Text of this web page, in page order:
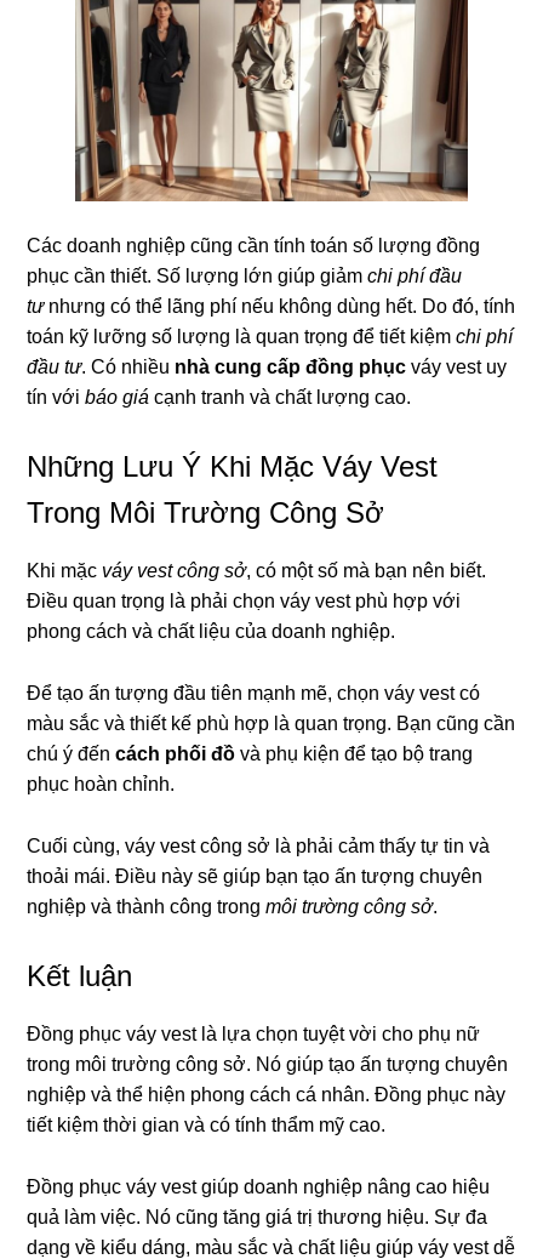
Các doanh nghiệp cũng cần tính toán số lượng đồng
phục cần thiết. Số lượng lớn giúp giảmchi phí đầu
tưnhưng có thể lãng phí nếu không dùng hết. Do đó, tính
toán kỹ lưỡng số lượng là quan trọng để tiết kiệmchi phí
đầu tư. Có nhiều nhà cung cấp đồng phục váy vest uy
tín vớibáo giá cạnh tranh và chất lượng cao.
Những Lưu Ý Khi Mặc Váy Vest
Trong Môi Trường Công Sở
Khi mặc váy vest công sở, có một số mà bạn nên biết.
Điều quan trọng là phải chọn váy vest phù hợp với
phong cách và chất liệu của doanh nghiệp.
Để tạo ấn tượng đầu tiên mạnh mẽ, chọn váy vest có
màu sắc và thiết kế phù hợp là quan trọng. Bạn cũng cần
chú ý đếncách phối đồ và phụ kiện để tạo bộ trang
phục hoàn chỉnh.
Cuối cùng, váy vest công sở là phải cảm thấy tự tin và
thoải mái. Điều này sẽ giúp bạn tạo ấn tượng chuyên
nghiệp và thành công trongmôi trường công sở.
Kết luận
Đồng phục váy vest là lựa chọn tuyệt vời cho phụ nữ
trong môi trường công sở. Nó giúp tạo ấn tượng chuyên
nghiệp và thể hiện phong cách cá nhân. Đồng phục này
tiết kiệm thời gian và có tính thẩm mỹ cao.
Đồng phục váy vest giúp doanh nghiệp nâng cao hiệu
quả làm việc. Nó cũng tăng giá trị thương hiệu. Sự đa
dạng về kiểu dáng, màu sắc và chất liệu giúp váy vest dễ